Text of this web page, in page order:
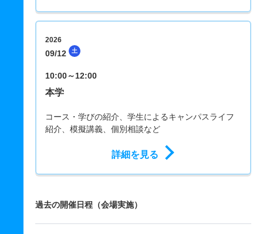
2026
09/12 土
10:00～12:00
本学
コース・学びの紹介、学生によるキャンパスライフ
紹介、模擬講義、個別相談など
詳細を見る
過去の開催日程（会場実施）